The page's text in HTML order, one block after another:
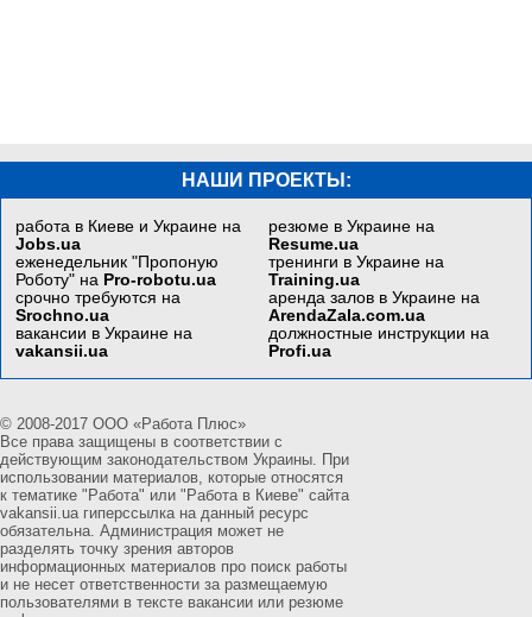
НАШИ ПРОЕКТЫ:
работа в Киеве и Украине на
Jobs.ua
еженедельник "Пропоную
Роботу" на Pro-robotu.ua
срочно требуются на
Srochno.ua
вакансии в Украине на
vakansii.ua
резюме в Украине на
Resume.ua
тренинги в Украине на
Training.ua
аренда залов в Украине на
ArendaZala.com.ua
должностные инструкции на
Profi.ua
© 2008-2017 ООО «Работа Плюс»
Все права защищены в соответствии с
действующим законодательством Украины. При
использовании материалов, которые относятся
к тематике "Работа" или "Работа в Киеве" сайта
vakansii.ua гиперссылка на данный ресурс
обязательна. Администрация может не
разделять точку зрения авторов
информационных материалов про поиск работы
и не несет ответственности за размещаемую
пользователями в тексте вакансии или резюме